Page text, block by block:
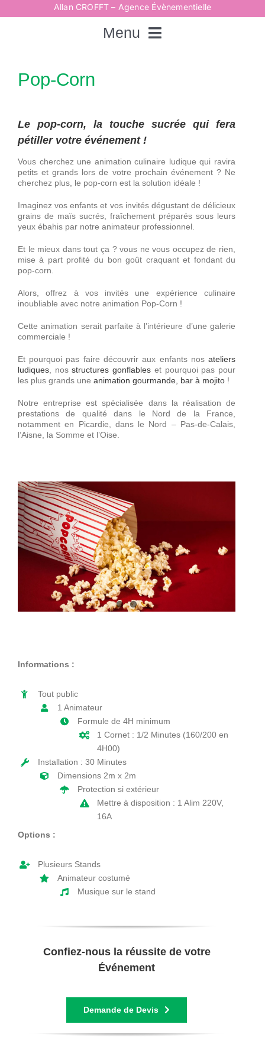
au
Allan CROFFT – Agence Évènementielle
Menu
Rechercher:
Accueil
Spectacles
Animations
Devis
Accès Pro
Pop-Corn
Le pop-corn, la touche sucrée qui fera
pétiller votre événement !
Vous cherchez une animation culinaire ludique qui ravira
petits et grands lors de votre prochain événement ? Ne
cherchez plus, le pop-corn est la solution idéale !
Imaginez vos enfants et vos invités dégustant de délicieux
grains de maïs sucrés, fraîchement préparés sous leurs
yeux ébahis par notre animateur professionnel.
Et le mieux dans tout ça ? vous ne vous occupez de rien,
mise à part profité du bon goût craquant et fondant du
pop-corn.
Alors, offrez à vos invités une expérience culinaire
inoubliable avec notre animation Pop-Corn !
Cette animation serait parfaite à l’intérieure d’une galerie
commerciale !
Et pourquoi pas faire découvrir aux enfants nosateliers
ludiques, nosstructures gonflables et pourquoi pas pour
les plus grands une animation gourmande, bar à mojito!
Notre entreprise est spécialisée dans la réalisation de
prestations de qualité dans le Nord de la France,
notamment en Picardie, dans le Nord – Pas-de-Calais,
l’Aisne, la Somme et l’Oise.
Informations :
Tout public
1 Animateur
Formule de 4H minimum
1 Cornet : 1/2 Minutes (160/200 en
4H00)
Installation : 30 Minutes
Dimensions 2m x 2m
Protection si extérieur
Mettre à disposition : 1 Alim 220V,
16A
Options :
Plusieurs Stands
Animateur costumé
Musique sur le stand
Confiez-nous la réussite de votre
Événement
Demande de Devis